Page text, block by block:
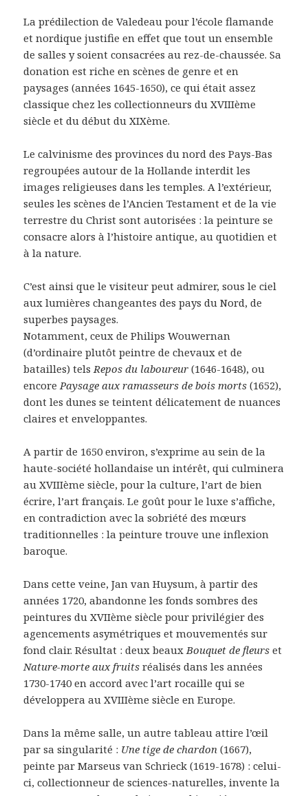
La prédilection de Valedeau pour l’école flamande
et nordique justifie en effet que tout un ensemble
de salles y soient consacrées au rez-de-chaussée. Sa
donation est riche en scènes de genre et en
paysages (années 1645-1650), ce qui était assez
classique chez les collectionneurs du XVIIIème
siècle et du début du XIXème.
Le calvinisme des provinces du nord des Pays-Bas
regroupées autour de la Hollande interdit les
images religieuses dans les temples. A l’extérieur,
seules les scènes de l’Ancien Testament et de la vie
terrestre du Christ sont autorisées : la peinture se
consacre alors à l’histoire antique, au quotidien et
à la nature.
C’est ainsi que le visiteur peut admirer, sous le ciel
aux lumières changeantes des pays du Nord, de
superbes paysages.
Notamment, ceux de Philips Wouwernan
(d’ordinaire plutôt peintre de chevaux et de
batailles) telsRepos du laboureur (1646-1648), ou
encorePaysage aux ramasseurs de bois morts (1652),
dont les dunes se teintent délicatement de nuances
claires et enveloppantes.
A partir de 1650 environ, s’exprime au sein de la
haute-société hollandaise un intérêt, qui culminera
au XVIIIème siècle, pour la culture, l’art de bien
écrire, l’art français. Le goût pour le luxe s’affiche,
en contradiction avec la sobriété des mœurs
traditionnelles : la peinture trouve une inflexion
baroque.
Dans cette veine, Jan van Huysum, à partir des
années 1720, abandonne les fonds sombres des
peintures du XVIIème siècle pour privilégier des
agencements asymétriques et mouvementés sur
fond clair. Résultat : deux beauxBouquet de fleurs et
Nature-morte aux fruits réalisés dans les années
1730-1740 en accord avec l’art rocaille qui se
développera au XVIIIème siècle en Europe.
Dans la même salle, un autre tableau attire l’œil
par sa singularité : Une tige de chardon (1667),
peinte par Marseus van Schrieck (1619-1678) : celui-
ci, collectionneur de sciences-naturelles, invente la